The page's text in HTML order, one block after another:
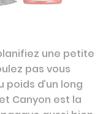
une petite
pas vous
d’un long
Canyon est la